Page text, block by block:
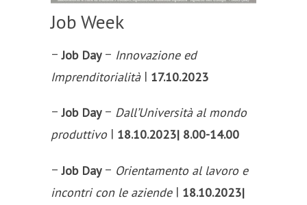
Job Week
– Job Day– Innovazione ed
Imprenditorialità| 17.10.2023
– Job Day– Dall’Università al mondo
produttivo | 18.10.2023| 8.00-14.00
– Job Day– Orientamento al lavoro e
incontri con le aziende| 18.10.2023|